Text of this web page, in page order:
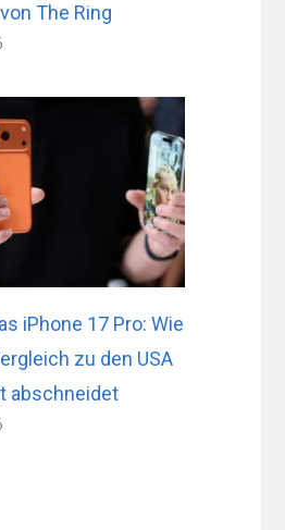
The Ring
iPhone 17 Pro: Wie
zu den USA
abschneidet